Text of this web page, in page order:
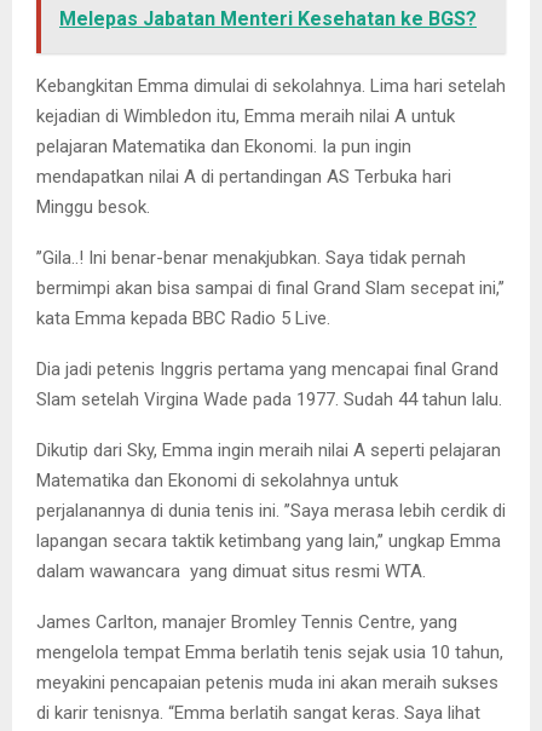
Melepas Jabatan Menteri Kesehatan ke BGS?
Kebangkitan Emma dimulai di sekolahnya. Lima hari setelah
kejadian di Wimbledon itu, Emma meraih nilai A untuk
pelajaran Matematika dan Ekonomi. Ia pun ingin
mendapatkan nilai A di pertandingan AS Terbuka hari
Minggu besok.
’’Gila..! Ini benar-benar menakjubkan. Saya tidak pernah
bermimpi akan bisa sampai di final Grand Slam secepat ini,’’
kata Emma kepada BBC Radio 5 Live.
Dia jadi petenis Inggris pertama yang mencapai final Grand
Slam setelah Virgina Wade pada 1977. Sudah 44 tahun lalu.
Dikutip dari Sky, Emma ingin meraih nilai A seperti pelajaran
Matematika dan Ekonomi di sekolahnya untuk
perjalanannya di dunia tenis ini. ’’Saya merasa lebih cerdik di
lapangan secara taktik ketimbang yang lain,’’ ungkap Emma
dalam wawancara yang dimuat situs resmi WTA.
James Carlton, manajer Bromley Tennis Centre, yang
mengelola tempat Emma berlatih tenis sejak usia 10 tahun,
meyakini pencapaian petenis muda ini akan meraih sukses
di karir tenisnya. “Emma berlatih sangat keras. Saya lihat